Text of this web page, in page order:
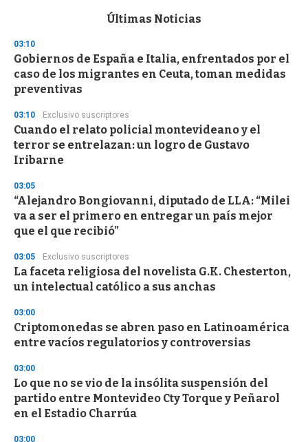
d
s
o
f
3
s
e
c
o
n
Últimas Noticias
03:10
Gobiernos de España e Italia, enfrentados por el
caso de los migrantes en Ceuta, toman medidas
preventivas
03:10 Exclusivo suscriptores
Cuando el relato policial montevideano y el
terror se entrelazan: un logro de Gustavo
Iribarne
03:05
“Alejandro Bongiovanni, diputado de LLA: “Milei
va a ser el primero en entregar un país mejor
que el que recibió”
03:05 Exclusivo suscriptores
La faceta religiosa del novelista G.K. Chesterton,
un intelectual católico a sus anchas
03:00
Criptomonedas se abren paso en Latinoamérica
entre vacíos regulatorios y controversias
03:00
Lo que no se vio de la insólita suspensión del
partido entre Montevideo Cty Torque y Peñarol
en el Estadio Charrúa
03:00